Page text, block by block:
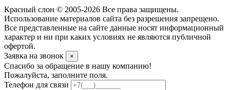
Красный слон © 2005-2026 Все права защищены.
Использование материалов сайта без разрешения запрещено.
Все представленные на сайте данные носят информационный
характер и ни при каких условиях не являются публичной
офертой.
Заявка на звонок
×
Спасибо за обращение в нашу компанию!
Пожалуйста, заполните поля.
Телефон для связи